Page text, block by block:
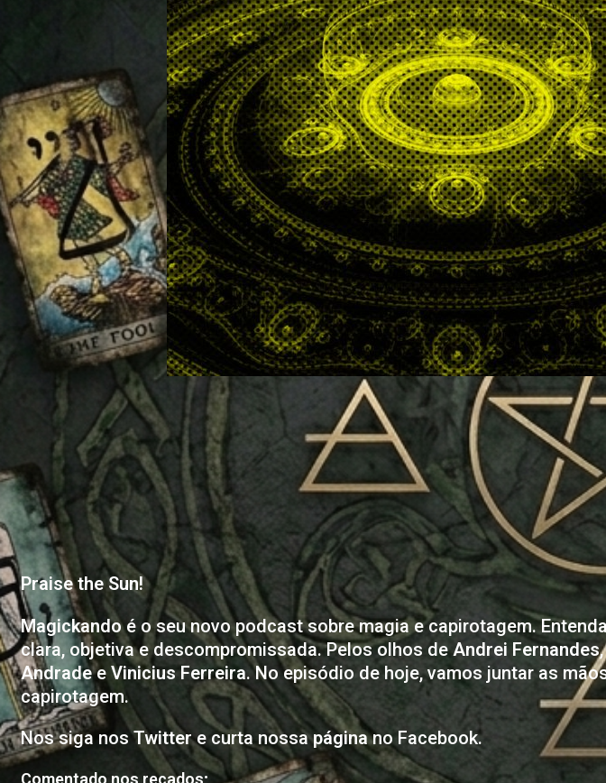
Praise the Sun!
Magickandoé o seu novo podcast sobre magia e capirotagem.
clara, objetiva e descompromissada. Pelos olhos deAndrei Fernandes
Andradee Vinicius Ferreira. No episódio de hoje, vamos juntar as
capirotagem.
Nos siga nosTwittere curta nossapáginano Facebook.
Comentado nos recados;